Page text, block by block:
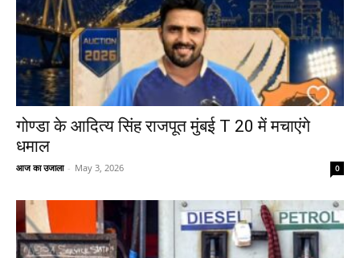
गोण्डा के आदित्य सिंह राजपूत मुंबई T 20 में मचाएंगे
धमाल
आज का उजाला - May 3, 2026 0